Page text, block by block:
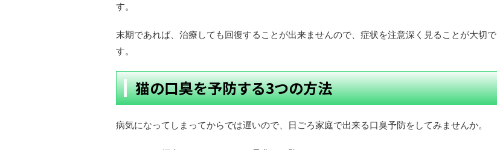
す。
末期であれば、治療しても回復することが出来ませんので、症状を注意深く見ることが大切で
す。
猫の口臭を予防する3つの方法
病気になってしまってからでは遅いので、日ごろ家庭で出来る口臭予防をしてみませんか。